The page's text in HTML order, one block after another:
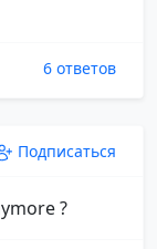
6 ответов
Подписаться
?